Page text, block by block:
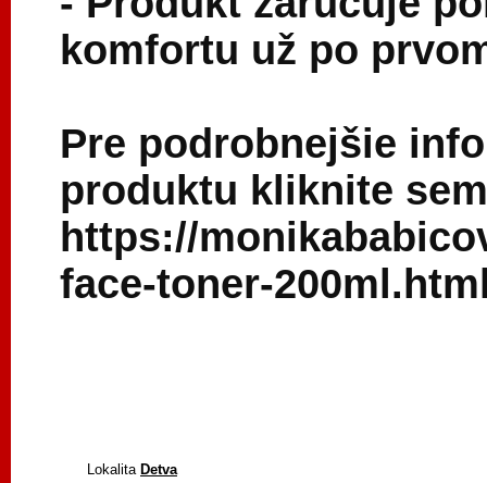
komfortu už po
Pre podrobnejšie
produktu kliknite
https://
face-toner-
Lokalita Detva